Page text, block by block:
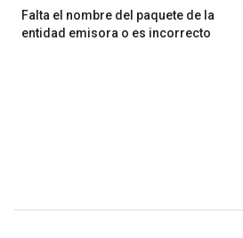
Falta el nombre del paquete de la
entidad emisora o es incorrecto